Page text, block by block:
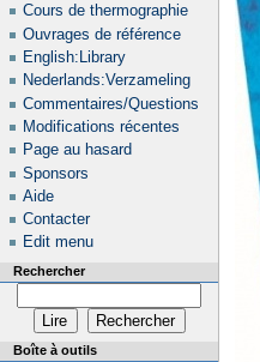
Cours de thermographie
Ouvrages de référence
English:Library
Nederlands:Verzameling
Commentaires/Questions
Modifications récentes
Page au hasard
Sponsors
Aide
Contacter
Edit menu
Rechercher
Boîte à outils